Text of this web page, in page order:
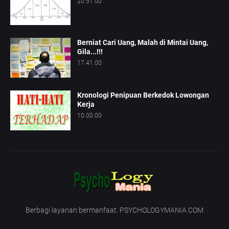
Berniat Cari Uang, Malah di Mintai Uang,
Gila...!!!
17.41.00
Kronologi Penipuan Berkedok Lowongan
Kerja
10.00.00
Berbagi layanan bermanfaat. PSYCHOLOGYMANIA.COM